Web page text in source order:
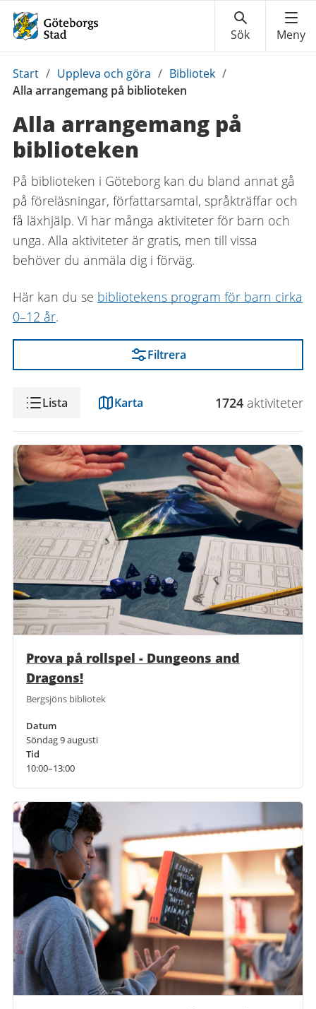
Du
är
Start / Uppleva och göra / Bibliotek /
Alla arrangemang på biblioteken
Alla arrangemang på
biblioteken
På biblioteken i Göteborg kan du bland annat gå
på föreläsningar, författarsamtal, språkträffar och
få läxhjälp. Vi har många aktiviteter för barn och
unga. Alla aktiviteter är gratis, men till vissa
behöver du anmäla dig i förväg.
Här kan du se bibliotekens program för barn cirka
0–12 år.
Filtrera
VisningLista Karta 1724 aktiviteter
Prova på rollspel - Dungeons and
Dragons!
Bergsjöns bibliotek
Datum
Söndag 9 augusti
Tid
10:00–13:00